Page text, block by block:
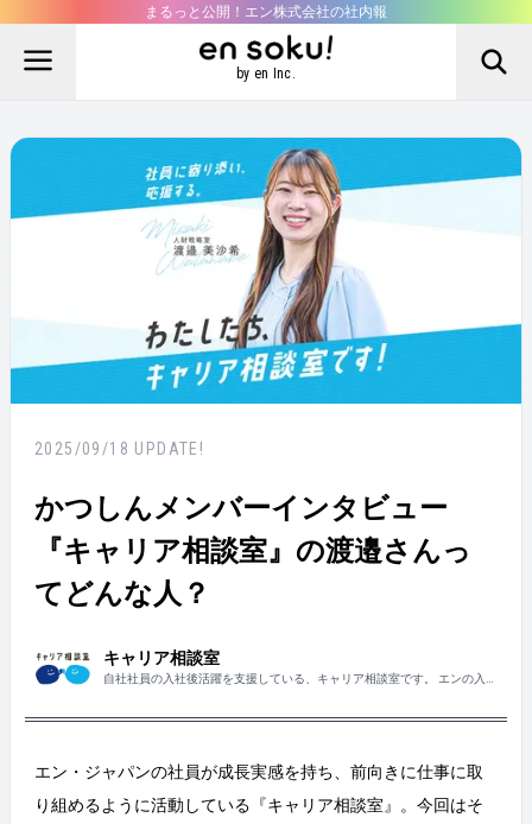
まるっと公開！エン株式会社の社内報
by en Inc.
2025/09/18 UPDATE!
かつしんメンバーインタビュー
『キャリア相談室』の渡邉さんっ
てどんな人？
キャリア相談室
自社社員の入社後活躍を支援している、キャリア相談室です。 エンの入社
エン・ジャパンの社員が成長実感を持ち、前向きに仕事に取
り組めるように活動している『キャリア相談室』。今回はそ